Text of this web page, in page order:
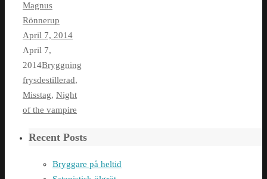
Magnus
Rönnerup
April 7, 2014
April 7,
2014Bryggning
frysdestillerad,
Misstag, Night
of the vampire
Recent Posts
Bryggare på heltid